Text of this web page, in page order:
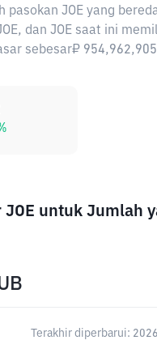
pasokan JOE yang
dan JOE saat ini
sebesar₽
JOE untuk Jumlah
Terakhir diperbarui: